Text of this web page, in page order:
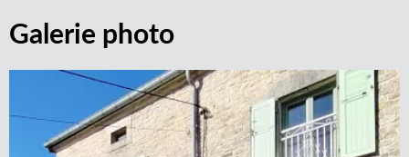
Galerie photo